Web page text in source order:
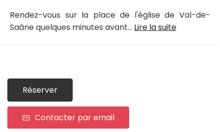
Rendez-vous sur la place de l'église de Val-de-
Saâne quelques minutes avant... Lire la suite
Réserver
Contacter par email